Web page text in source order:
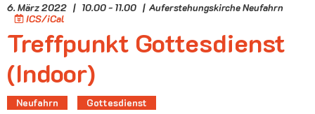
6. März 2022 | 10.00 - 11.00 | Auferstehungskirche Neufahrn
ICS/iCal
Treffpunkt Gottesdienst
(Indoor)
Neufahrn Gottesdienst